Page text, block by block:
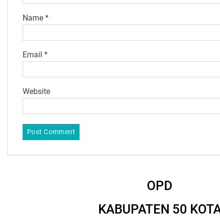
Name *
Email *
Website
OPD
KABUPATEN 50